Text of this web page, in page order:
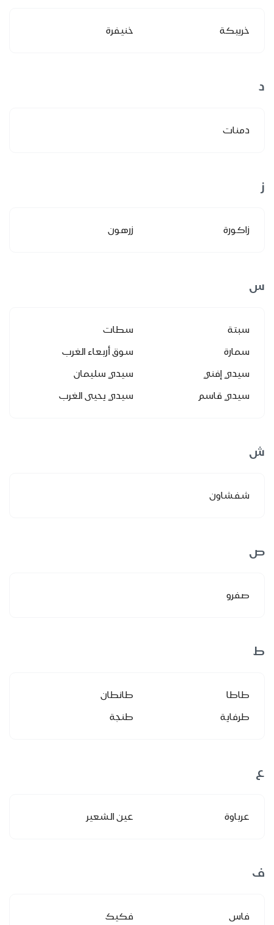
خريبكة خنيفرة
د
دمنات
ز
زاكورة زرهون
س
سبتة
سطات
سمارة
سوق أربعاء الغرب
سيدي إفني
سيدي سليمان
سيدي قاسم
سيدي يحيى الغرب
ش
شفشاون
ص
صفرو
ط
طاطا
طانطان
طرفاية
طنجة
ع
عرباوة عين الشعير
ف
فاس فكيك